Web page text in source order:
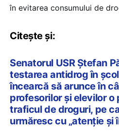
în evitarea consumului de
Citește și:
Senatorul USR Ștefan
testarea antidrog în
încearcă să arunce în
profesorilor și elevilor o
traficul de droguri, pe
urmăresc cu „atenție și